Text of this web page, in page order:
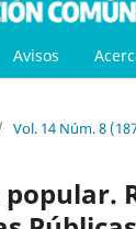
Avisos
Vol. 14 Núm. 8
popular.